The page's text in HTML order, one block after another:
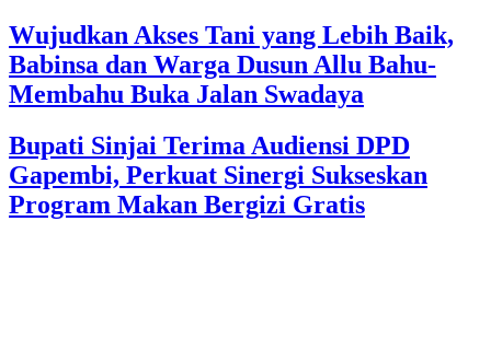
Wujudkan Akses Tani yang Lebih Baik,
Babinsa dan Warga Dusun Allu Bahu-
Membahu Buka Jalan Swadaya
Bupati Sinjai Terima Audiensi DPD
Gapembi, Perkuat Sinergi Sukseskan
Program Makan Bergizi Gratis